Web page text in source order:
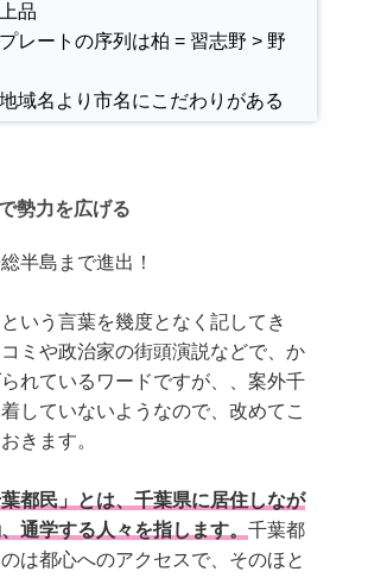
品
レートの序列は柏 = 習志野 > 野
域名より市名にこだわりがある
勢力を広げる
半島まで進出！
という言葉を幾度となく記してき
ミや政治家の街頭演説などで、か
れているワードですが、、案外千
していないようなので、改めてこ
きます。
都民」とは、千葉県に居住しなが
通学する人々を指します。千葉都
は都心へのアクセスで、そのほと